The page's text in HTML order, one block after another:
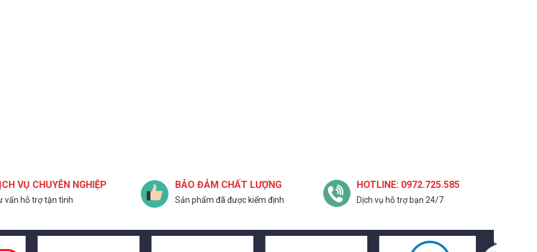
VỤ CHUYÊN NGHIỆP
vấn hỗ trợ tận tình
BẢO ĐẢM CHẤT LƯỢNG
Sản phẩm đã được kiểm định
HOTLINE: 0972.725.585
Dịch vụ hỗ trợ bạn 24/7